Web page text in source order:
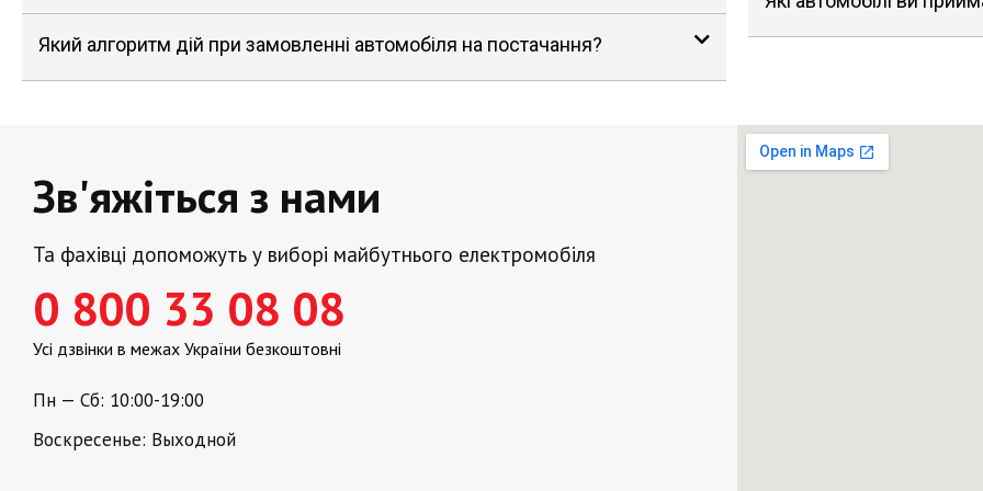
Який алгоритм дій при замовленні автомобіля на постачання?
Зв'яжіться з нами
Та фахівці допоможуть у виборі майбутнього електромобіля
0 800 33 08 08
Усі дзвінки в межах України безкоштовні
Пн — Сб: 10:00-19:00
Воскресенье: Выходной